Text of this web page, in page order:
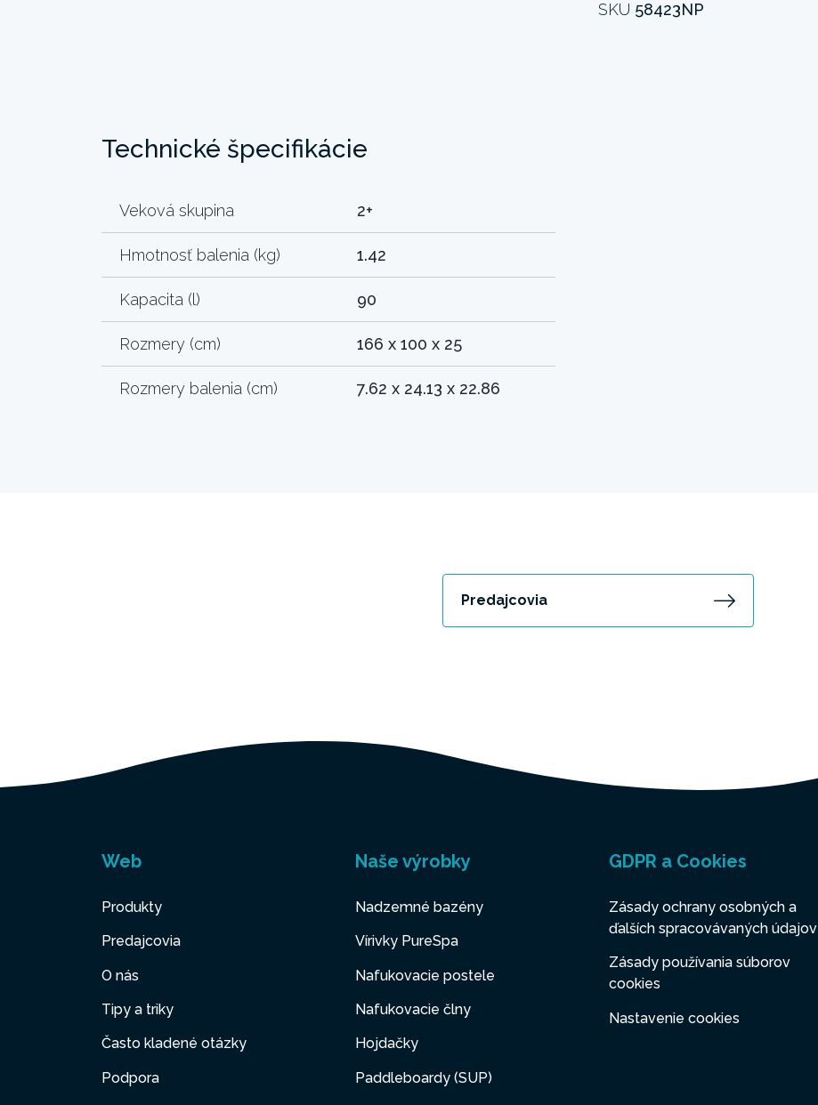
SKU 58423NP
Technické špecifikácie
Veková skupina 2+
Hmotnosť balenia (kg) 1.42
Kapacita (l) 90
Rozmery (cm) 166 x 100 x 25
Rozmery balenia (cm) 7.62 x 24.13 x 22.86
Predajcovia
Web
Produkty
Predajcovia
O nás
Tipy a triky
Často kladené otázky
Podpora
Naše výrobky
Nadzemné bazény
Vírivky PureSpa
Nafukovacie postele
Nafukovacie člny
Hojdačky
Paddleboardy (SUP)
GDPR a Cookies
Zásady ochrany osobných a
ďalších spracovávaných údajov
Zásady používania súborov
cookies
Nastavenie cookies